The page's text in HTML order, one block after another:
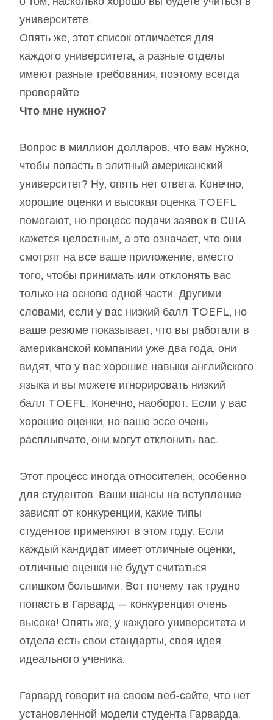
университете.
Опять же, этот список отличается для
каждого университета, а разные отделы
имеют разные требования, поэтому всегда
проверяйте.
Что мне нужно?
Вопрос в миллион долларов: что вам нужно,
чтобы попасть в элитный американский
университет? Ну, опять нет ответа. Конечно,
хорошие оценки и высокая оценка TOEFL
помогают, но процесс подачи заявок в США
кажется целостным, а это означает, что они
смотрят на все ваше приложение, вместо
того, чтобы принимать или отклонять вас
только на основе одной части. Другими
словами, если у вас низкий балл TOEFL, но
ваше резюме показывает, что вы работали в
американской компании уже два года, они
видят, что у вас хорошие навыки английского
языка и вы можете игнорировать низкий
балл TOEFL. Конечно, наоборот. Если у вас
хорошие оценки, но ваше эссе очень
расплывчато, они могут отклонить вас.
Этот процесс иногда относителен, особенно
для студентов. Ваши шансы на вступление
зависят от конкуренции, какие типы
студентов применяют в этом году. Если
каждый кандидат имеет отличные оценки,
отличные оценки не будут считаться
слишком большими. Вот почему так трудно
попасть в Гарвард — конкуренция очень
высока! Опять же, у каждого университета и
отдела есть свои стандарты, своя идея
идеального ученика.
Гарвард говорит на своем веб-сайте, что нет
установленной модели студента Гарварда.